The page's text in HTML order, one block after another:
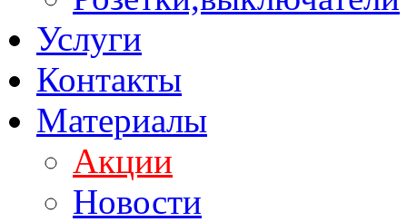
Услуги
Контакты
Материалы
Акции
Новости